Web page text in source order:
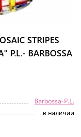
STRIPES
BARBOSSA
Barbossa-P.L.
в наличии